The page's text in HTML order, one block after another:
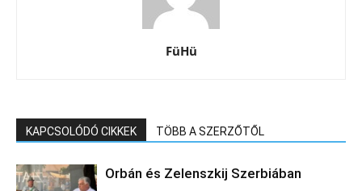
FüHü
KAPCSOLÓDÓ CIKKEK TÖBB A SZERZŐTŐL
Orbán és Zelenszkij Szerbiában